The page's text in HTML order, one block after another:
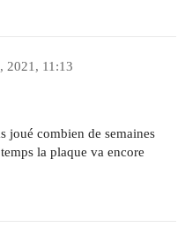
2021, 11:13
joué combien de semaines
la plaque va encore